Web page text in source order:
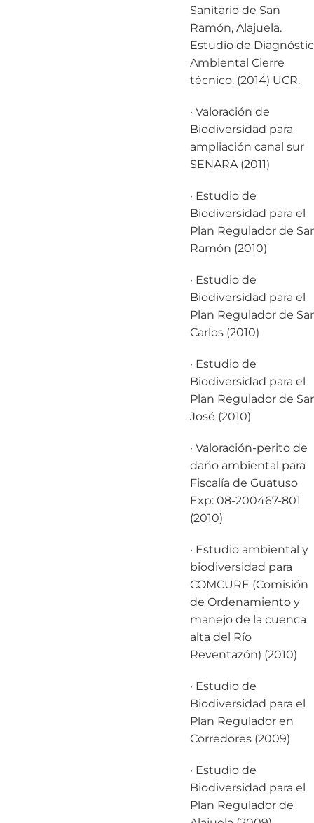
Sanitario de San
Ramón, Alajuela.
Estudio de
Ambiental Cierre
técnico. (2014) UCR.
· Valoración de
Biodiversidad para
ampliación canal sur
SENARA (2011)
· Estudio de
Biodiversidad para el
Plan Regulador de
Ramón (2010)
· Estudio de
Biodiversidad para el
Plan Regulador de
Carlos (2010)
· Estudio de
Biodiversidad para el
Plan Regulador de
José (2010)
· Valoración-perito de
daño ambiental para
Fiscalía de Guatuso
Exp: 08-200467-801
(2010)
· Estudio ambiental y
biodiversidad para
COMCURE (Comisión
de Ordenamiento y
manejo de la cuenca
alta del Río
Reventazón) (2010)
· Estudio de
Biodiversidad para el
Plan Regulador en
Corredores (2009)
· Estudio de
Biodiversidad para el
Plan Regulador de